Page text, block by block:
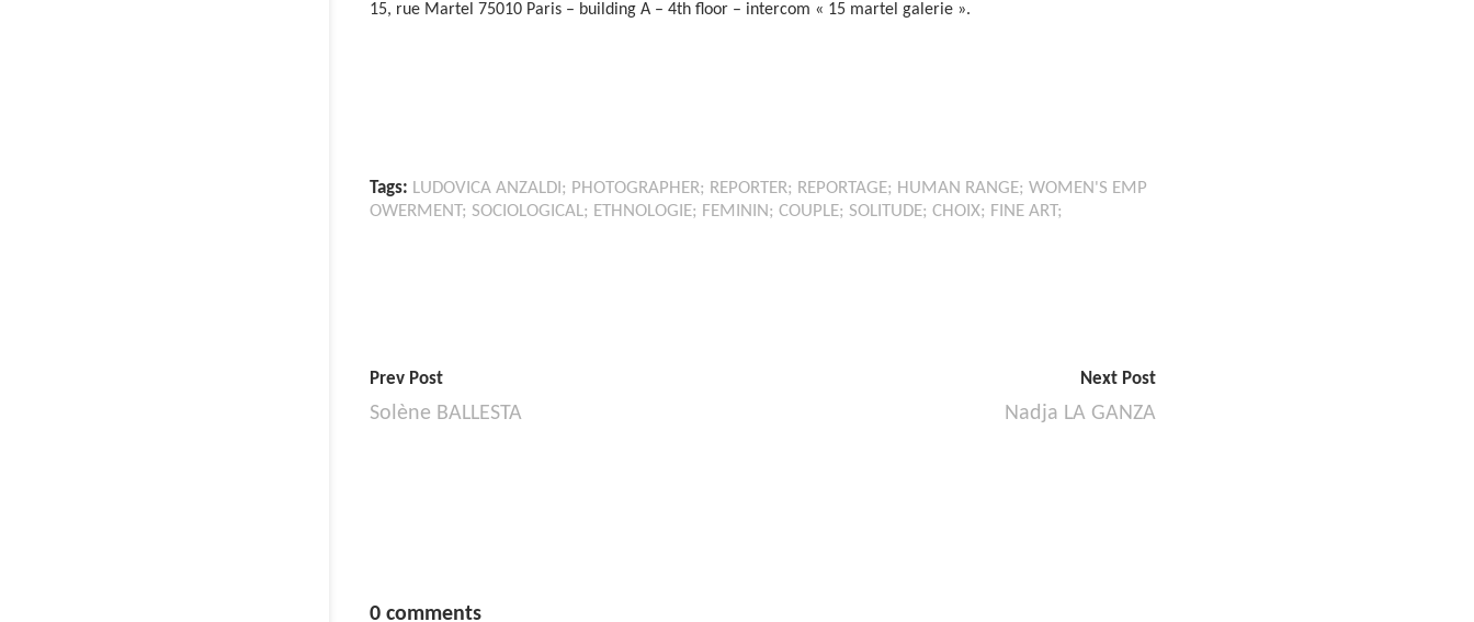
15, rue Martel 75010 Paris – building A – 4th floor – intercom « 15 martel galerie ».
Tags: LUDOVICA ANZALDI; PHOTOGRAPHER; REPORTER; REPORTAGE; HUMAN RANGE; WOMEN'S EMP
OWERMENT; SOCIOLOGICAL; ETHNOLOGIE; FEMININ; COUPLE; SOLITUDE; CHOIX; FINE ART;
Prev Post
Solène BALLESTA
Next Post
Nadja LA GANZA
0 comments